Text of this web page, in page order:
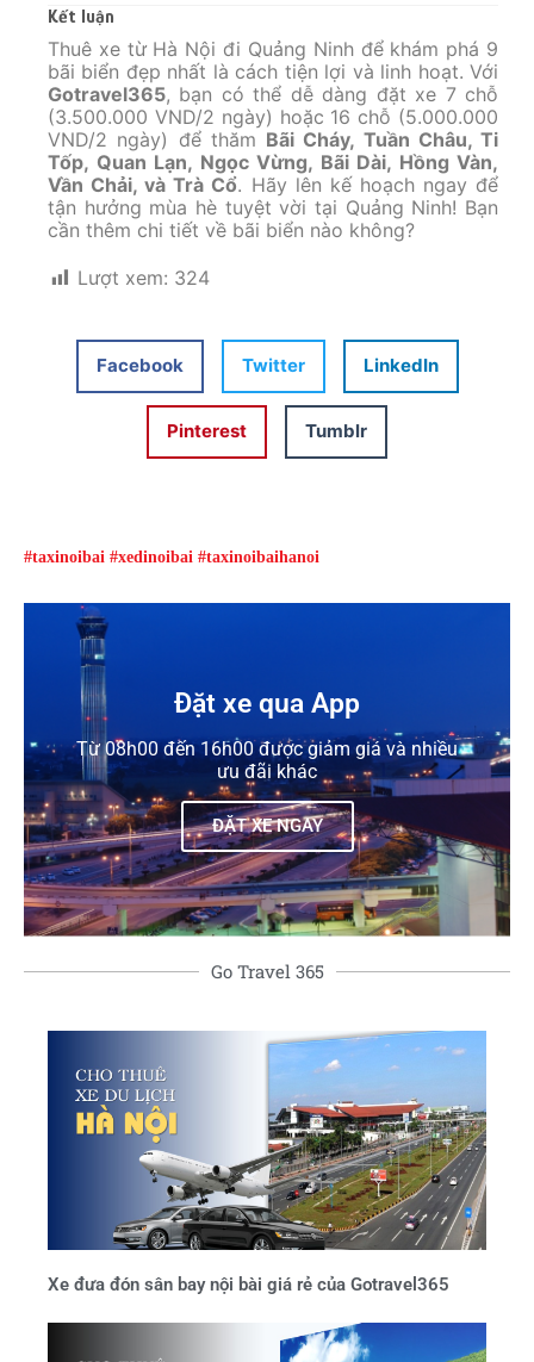
Kết luận
Thuê xe từ Hà Nội đi Quảng Ninh để khám phá 9
bãi biển đẹp nhất là cách tiện lợi và linh hoạt. Với
Gotravel365, bạn có thể dễ dàng đặt xe 7 chỗ
(3.500.000 VND/2 ngày) hoặc 16 chỗ (5.000.000
VND/2 ngày) để thăm Bãi Cháy, Tuần Châu, Ti
Tốp, Quan Lạn, Ngọc Vừng, Bãi Dài, Hồng Vàn,
Vần Chải, và Trà Cổ. Hãy lên kế hoạch ngay để
tận hưởng mùa hè tuyệt vời tại Quảng Ninh! Bạn
cần thêm chi tiết về bãi biển nào không?
Lượt xem: 324
Facebook Twitter LinkedIn
Pinterest Tumblr
#taxinoibai #xedinoibai #taxinoibaihanoi
Đặt xe qua App
Từ 08h00 đến 16h00 được giảm giá và nhiều
ưu đãi khác
ĐẶT XE NGAY
Go Travel 365
Xe đưa đón sân bay nội bài giá rẻ của Gotravel365